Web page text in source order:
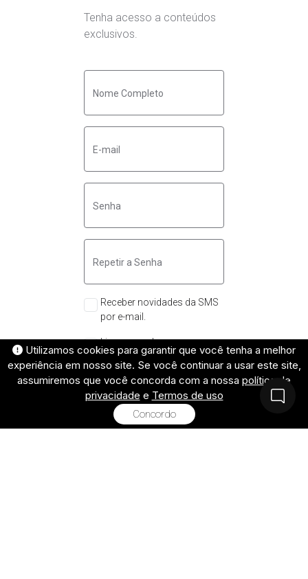
Utilizamos cookies para garantir que você tenha a melhor
experiência em nosso site. Se você continuar a usar este site,
assumiremos que você concorda com a nossa política de
privacidade e Termos de uso
Concordo
Tenha acesso a conteúdos
exclusivos.
Receber novidades da SMS
por e-mail.
Li e concordo com os
termos e condições de
uso.*
Cadastrar Entrar com o Google